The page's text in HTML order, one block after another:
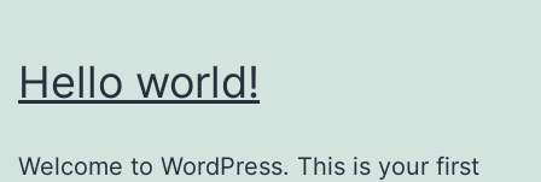
Hello world!
Welcome to WordPress. This is your first